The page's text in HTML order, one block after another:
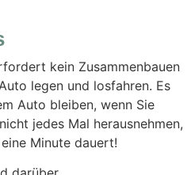
kein Zusammenbauen
legen und losfahren. Es
Auto bleiben, wenn Sie
jedes Mal herausnehmen,
Minute dauert!